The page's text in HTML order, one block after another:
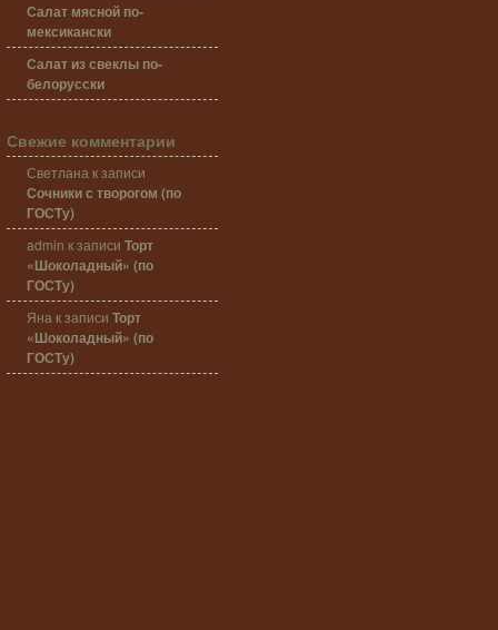
Салат мясной по-
мексикански
Салат из свеклы по-
белорусски
Свежие комментарии
Светлана к записи
Сочники с творогом (по
ГОСТу)
admin к записи Торт
«Шоколадный» (по
ГОСТу)
Яна к записи Торт
«Шоколадный» (по
ГОСТу)